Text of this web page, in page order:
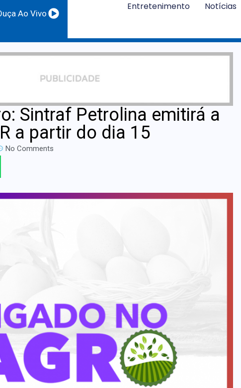
Ao Vivo
Entretenimento Notícias
Sintraf Petrolina emitirá a
a partir do dia 15
No Comments